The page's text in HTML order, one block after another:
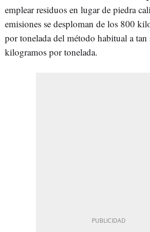
emplear residuos en lugar de piedra
emisiones se desploman de los 800
por tonelada del método habitual a
kilogramos por tonelada.